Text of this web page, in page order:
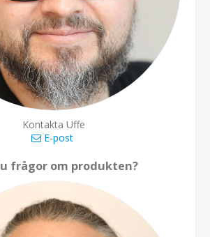
Kontakta Uffe
E-post
frågor om produkten?